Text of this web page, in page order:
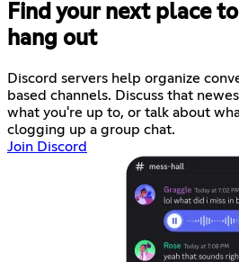
Find your next place
hang out
Discord servers help organize
based channels. Discuss that
what you're up to, or talk about
clogging up a group chat.
Join Discord